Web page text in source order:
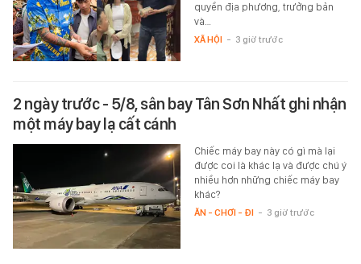
quyền địa phương, trưởng bản
và…
XÃ HỘI - 3 giờ trước
2 ngày trước - 5/8, sân bay Tân Sơn Nhất ghi nhận
một máy bay lạ cất cánh
Chiếc máy bay này có gì mà lại
được coi là khác lạ và được chú ý
nhiều hơn những chiếc máy bay
khác?
ĂN - CHƠI - ĐI - 3 giờ trước